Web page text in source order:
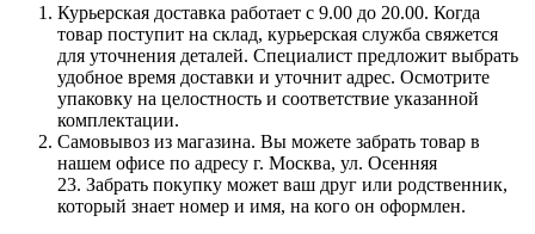
Курьерская доставка работает с 9.00 до 20.00. Когда
товар поступит на склад, курьерская служба свяжется
для уточнения деталей. Специалист предложит выбрать
удобное время доставки и уточнит адрес. Осмотрите
упаковку на целостность и соответствие указанной
комплектации.
Самовывоз из магазина. Вы можете забрать товар в
нашем офисе по адресу г. Москва, ул. Осенняя
23. Забрать покупку может ваш друг или родственник,
который знает номер и имя, на кого он оформлен.